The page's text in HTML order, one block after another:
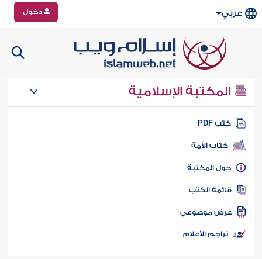
عربي دخول
المكتبة الإسلامية
كتب PDF
كتاب الأمة
المكتبة
الكتب
موضوعي